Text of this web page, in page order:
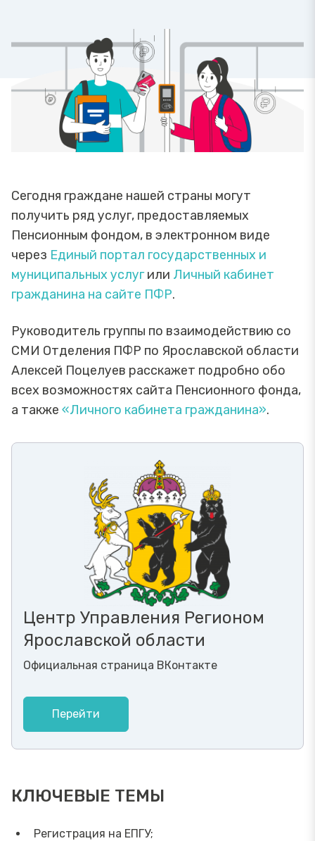
Сегодня граждане нашей страны могут
получить ряд услуг, предоставляемых
Пенсионным фондом, в электронном виде
через Единый портал государственных и
муниципальных услугили Личный кабинет
гражданина на сайте ПФР.
Руководитель группы по взаимодействию со
СМИ Отделения ПФР по Ярославской области
Алексей Поцелуев расскажет подробно обо
всех возможностях сайта Пенсионного фонда,
а также «Личного кабинета гражданина».
Центр Управления Регионом
Ярославской области
Официальная страница ВКонтакте
Перейти
КЛЮЧЕВЫЕ ТЕМЫ
Регистрация на ЕПГУ;